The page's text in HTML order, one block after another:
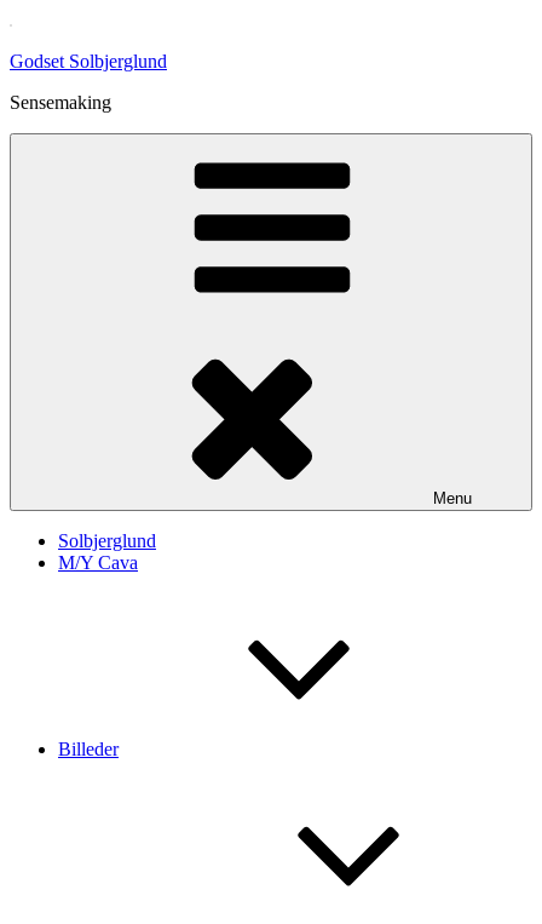
content
Godset Solbjerglund
Sensemaking
Menu
Solbjerglund
M/Y Cava
Billeder